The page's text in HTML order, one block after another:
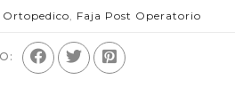
Ortopedico, Faja Post Operatorio